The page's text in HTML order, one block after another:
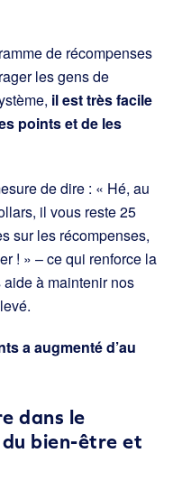
de récompenses
les gens de
il est très facile
points et de les
de dire : « Hé, au
il vous reste 25
sur les récompenses,
! » – ce qui renforce la
à maintenir nos
a augmenté d’au
dans le
bien-être et